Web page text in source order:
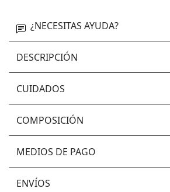
¿NECESITAS AYUDA?
DESCRIPCIÓN
CUIDADOS
COMPOSICIÓN
MEDIOS DE PAGO
ENVÍOS